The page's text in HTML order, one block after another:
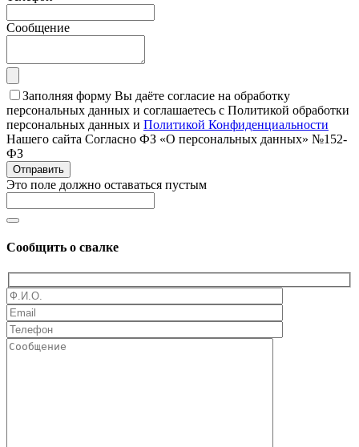
Сообщение
Заполняя форму Вы даёте согласие на обработку
персональных данных и соглашаетесь с Политикой обработки
персональных данных и Политикой Конфиденциальности
Нашего сайта Согласно ФЗ «О персональных данных» №152-
ФЗ
Отправить
Это поле должно оставаться пустым
Сообщить о свалке